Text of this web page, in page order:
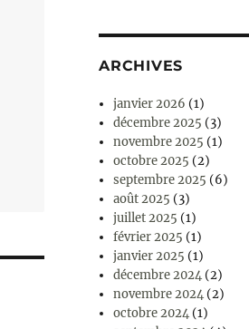
ARCHIVES
janvier 2026 (1)
décembre 2025 (3)
novembre 2025 (1)
octobre 2025 (2)
septembre 2025 (6)
août 2025 (3)
juillet 2025 (1)
février 2025 (1)
janvier 2025 (1)
décembre 2024 (2)
novembre 2024 (2)
octobre 2024 (1)